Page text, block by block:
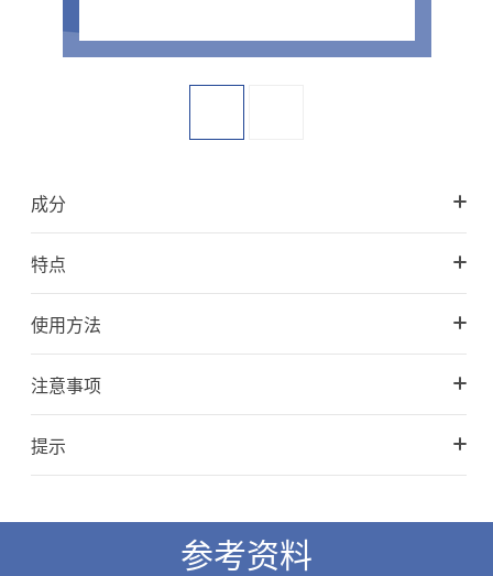
成分
特点
使用方法
注意事项
提示
参考资料